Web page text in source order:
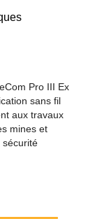
Pro III Ex
sans fil
aux travaux
mines et
sécurité